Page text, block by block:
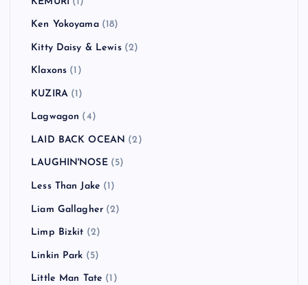
Ken Yokoyama(18)
Kitty Daisy & Lewis(2)
Klaxons (1)
KUZIRA(1)
Lagwagon (4)
LAID BACK OCEAN (2)
LAUGHIN'NOSE(5)
Less Than Jake (1)
Liam Gallagher (2)
Limp Bizkit (2)
Linkin Park (5)
Little Man Tate (1)